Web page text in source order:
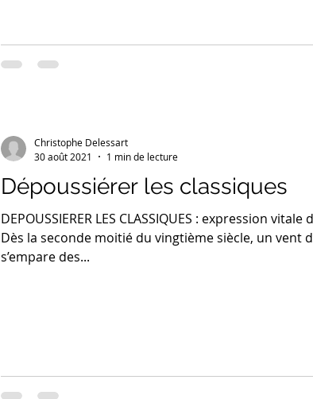
Dépoussiérer les classiques
DEPOUSSIERER LES CLASSIQUES : expression
Dès la seconde moitié du vingtième siècle, un vent
s’empare des...
Christophe Delessart
30 août 2021
1 min de lecture